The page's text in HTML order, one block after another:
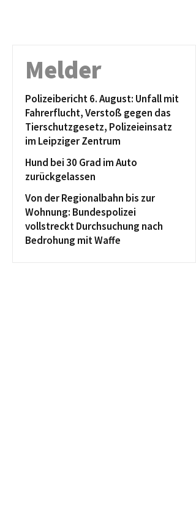
Melder
Polizeibericht 6. August: Unfall mit
Fahrerflucht, Verstoß gegen das
Tierschutzgesetz, Polizeieinsatz
im Leipziger Zentrum
Hund bei 30 Grad im Auto
zurückgelassen
Von der Regionalbahn bis zur
Wohnung: Bundespolizei
vollstreckt Durchsuchung nach
Bedrohung mit Waffe